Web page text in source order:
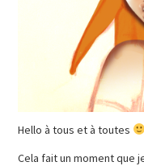
Hello à tous et à toutes
Cela fait un moment que